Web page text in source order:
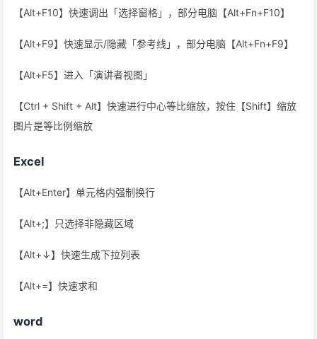
【Alt+F10】快速调出「选择窗格」，部分电脑【Alt+Fn+F10】
【Alt+F9】快速显示/隐藏「参考线」，部分电脑【Alt+Fn+F9】
【Alt+F5】进入「演讲者视图」
【Ctrl + Shift + Alt】快速进行中心等比缩放，按住【Shift】缩放
图片是等比例缩放
Excel
【Alt+Enter】单元格内强制换行
【Alt+;】只选择非隐藏区域
【Alt+↓】快速生成下拉列表
【Alt+=】快速求和
word